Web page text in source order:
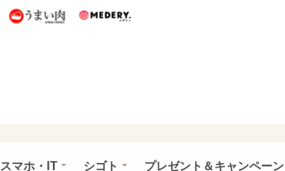
うまいパン うまい肉
スマホ・IT シゴト プレゼント＆キャンペーン